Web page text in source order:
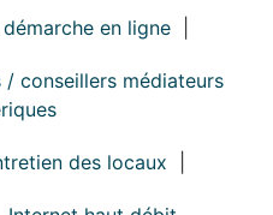
en ligne
conseillers médiateurs
des locaux